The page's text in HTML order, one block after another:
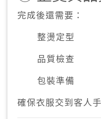
完成後還需要：
整燙定型
品質檢查
包裝準備
確保衣服交到客人